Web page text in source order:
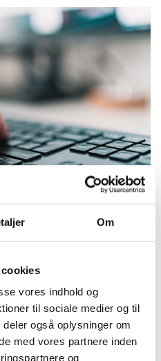
Om
vores indhold og
til sociale medier og til
også oplysninger om
med vores partnere inden
og
ud af